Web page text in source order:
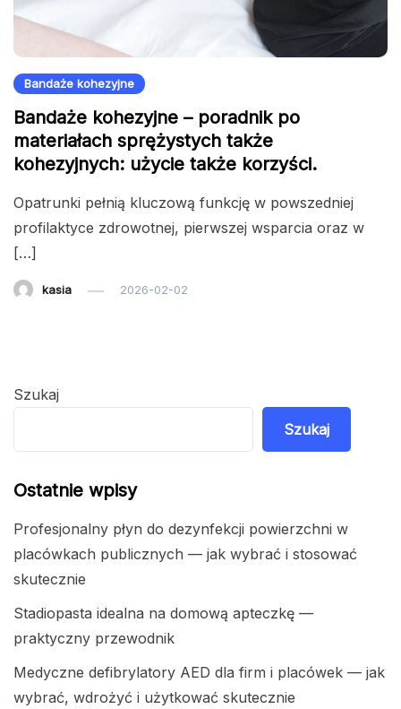
Bandaże kohezyjne
Bandaże kohezyjne – poradnik po
materiałach sprężystych także
kohezyjnych: użycie także korzyści.
Opatrunki pełnią kluczową funkcję w powszedniej
profilaktyce zdrowotnej, pierwszej wsparcia oraz w
[…]
kasia 2026-02-02
Szukaj
Szukaj
Ostatnie wpisy
Profesjonalny płyn do dezynfekcji powierzchni w
placówkach publicznych — jak wybrać i stosować
skutecznie
Stadiopasta idealna na domową apteczkę —
praktyczny przewodnik
Medyczne defibrylatory AED dla firm i placówek — jak
wybrać, wdrożyć i użytkować skutecznie